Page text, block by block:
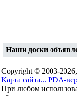
Наши доски
Copyright © 2003-
Карта сайта... PDA-
При любом